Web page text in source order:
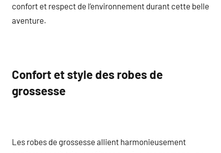
confort et respect de l’environnement durant cette belle
aventure.
Confort et style des robes de
grossesse
Les robes de grossesse allient harmonieusement